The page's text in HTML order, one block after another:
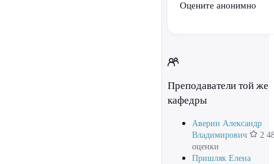
Оцените анонимно
Преподаватели той же
кафедры
Аверин Александр
Владимирович
2
оценки
Пришляк Елена